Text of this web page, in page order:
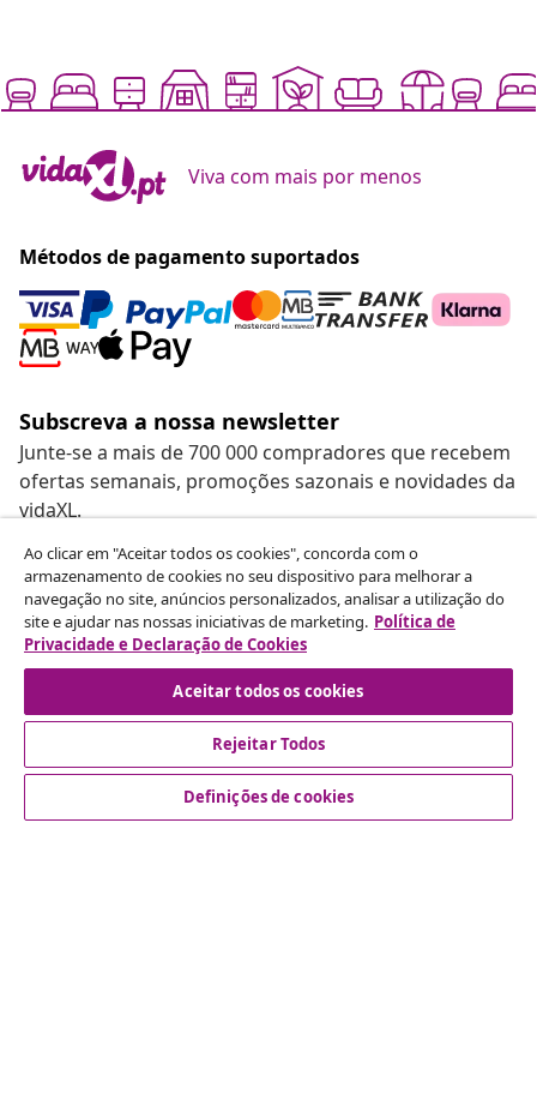
Viva com mais por menos
Métodos de pagamento suportados
Subscreva a nossa newsletter
Junte-se a mais de 700 000 compradores que recebem
ofertas semanais, promoções sazonais e novidades da
vidaXL.
As nossas contas nas redes sociais
Rescindir o contrato
Envie um pedido de rescisão da sua encomenda.
Rescindir o contrato
Ao clicar em "Aceitar todos os cookies", concorda com o
armazenamento de cookies no seu dispositivo para melhorar a
navegação no site, anúncios personalizados, analisar a utilização do
site e ajudar nas nossas iniciativas de marketing. Política de
Privacidade e Declaração de Cookies
Aceitar todos os cookies
Rejeitar Todos
Definições de cookies